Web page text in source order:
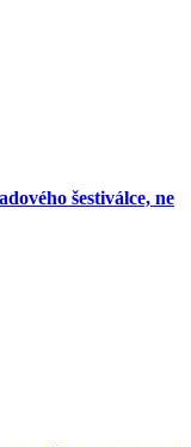
šestiválce, ne